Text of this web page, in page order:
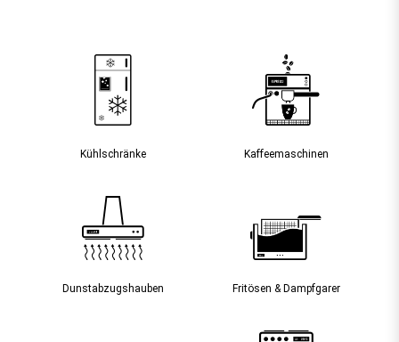
Kühlschränke Kaffee­maschinen
Dunst­abzugs­hauben Fritösen & Dampfgarer